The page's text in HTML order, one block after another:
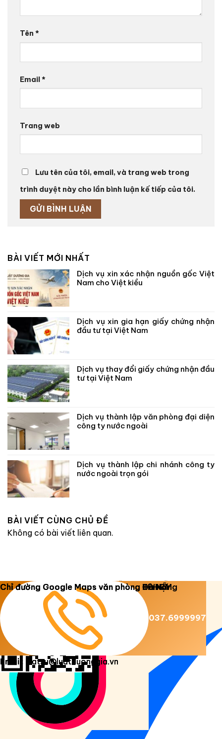
Tên *
Email*
Trang web
Lưu tên của tôi, email, và trang web trong
trình duyệt này cho lần bình luận kế tiếp của tôi.
BÀI VIẾT MỚI NHẤT
Dịch vụ xin xác nhận nguồn gốc Việt
Nam cho Việt kiều
Dịch vụ xin gia hạn giấy chứng nhận
đầu tư tại Việt Nam
Dịch vụ thay đổi giấy chứng nhận đầu
tư tại Việt Nam
Dịch vụ thành lập văn phòng đại diện
công ty nước ngoài
Dịch vụ thành lập chi nhánh công ty
nước ngoài trọn gói
BÀI VIẾT CÙNG CHỦ ĐỀ
Không có bài viết liên quan.
Copyright 2026 © Luật Dương Gia